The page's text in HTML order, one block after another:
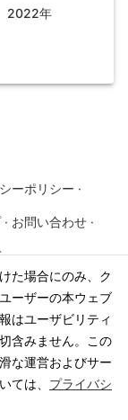
た場合にのみ、ク
ーザーの本ウェブ
はユーザビリティ
含みません。この
な運営およびサー
ては、 プライバシ
2022年
ーポリシー ·
· お問い合わせ ·
模協会